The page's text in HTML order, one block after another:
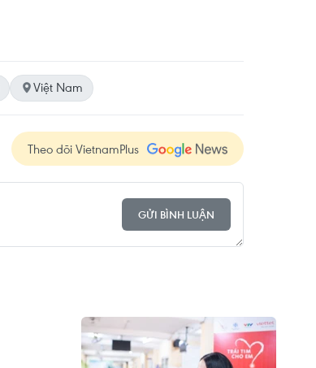
Việt Nam
Theo dõi VietnamPlus
GỬI BÌNH LUẬN